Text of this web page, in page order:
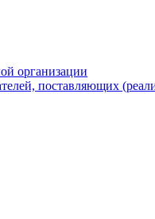
организации
поставляющих